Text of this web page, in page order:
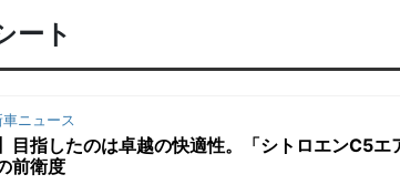
ート
ニュース
目指したのは卓越の快適性。「シトロエンC5エ
前衛度